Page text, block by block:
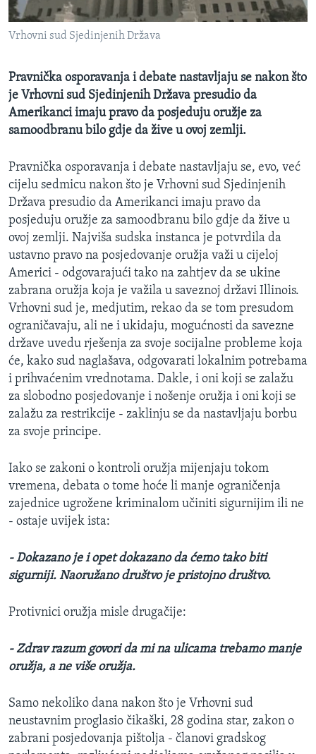
MAGAZIN
O GLASU AMERIKE
Learning English
PRATITE NAS
Jezici
Vrhovni sud Sjedinjenih Država
Pravnička osporavanja i debate nastavljaju se nakon što
je Vrhovni sud Sjedinjenih Država presudio da
Amerikanci imaju pravo da posjeduju oružje za
samoodbranu bilo gdje da žive u ovoj zemlji.
Pravnička osporavanja i debate nastavljaju se, evo, već
cijelu sedmicu nakon što je Vrhovni sud Sjedinjenih
Država presudio da Amerikanci imaju pravo da
posjeduju oružje za samoodbranu bilo gdje da žive u
ovoj zemlji. Najviša sudska instanca je potvrdila da
ustavno pravo na posjedovanje oružja važi u cijeloj
Americi - odgovarajući tako na zahtjev da se ukine
zabrana oružja koja je važila u saveznoj državi Illinois.
Vrhovni sud je, medjutim, rekao da se tom presudom
ograničavaju, ali ne i ukidaju, mogućnosti da savezne
države uvedu rješenja za svoje socijalne probleme koja
će, kako sud naglašava, odgovarati lokalnim potrebama
i prihvaćenim vrednotama. Dakle, i oni koji se zalažu
za slobodno posjedovanje i nošenje oružja i oni koji se
zalažu za restrikcije - zaklinju se da nastavljaju borbu
za svoje principe.
Iako se zakoni o kontroli oružja mijenjaju tokom
vremena, debata o tome hoće li manje ograničenja
zajednice ugrožene kriminalom učiniti sigurnijim ili ne
- ostaje uvijek ista:
- Dokazano je i opet dokazano da ćemo tako biti
sigurniji. Naoružano društvo je pristojno društvo.
Protivnici oružja misle drugačije:
- Zdrav razum govori da mi na ulicama trebamo manje
oružja, a ne više oružja.
Samo nekoliko dana nakon što je Vrhovni sud
neustavnim proglasio čikaški, 28 godina star, zakon o
zabrani posjedovanja pištolja - članovi gradskog